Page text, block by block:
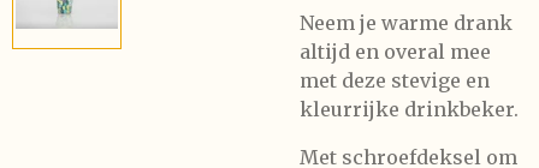
Neem je warme drank
altijd en overal mee
met deze stevige en
kleurrijke drinkbeker.
Met schroefdeksel om